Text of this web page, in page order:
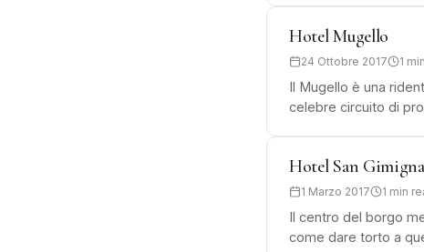
Hotel Mugello
24 Ottobre 2017 1
Il Mugello è una
celebre circuito di
Hotel San
1 Marzo 2017 1 min
Il centro del borgo
come dare torto a